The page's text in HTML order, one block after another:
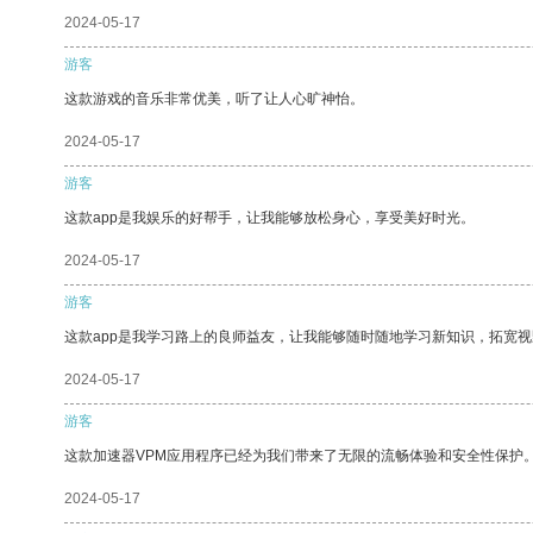
2024-05-17
游客
这款游戏的音乐非常优美，听了让人心旷神怡。
2024-05-17
游客
这款app是我娱乐的好帮手，让我能够放松身心，享受美好时光。
2024-05-17
游客
这款app是我学习路上的良师益友，让我能够随时随地学习新知识，拓宽
2024-05-17
游客
这款加速器VPM应用程序已经为我们带来了无限的流畅体验和安全性保护
2024-05-17